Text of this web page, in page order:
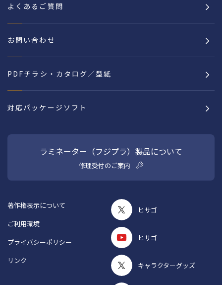
よくあるご質問
お問い合わせ
PDFチラシ・カタログ／型紙
対応パッケージソフト
ラミネーター（フジプラ）製品について
修理受付のご案内
ヒサゴ
ヒサゴ
キャラクターグッズ
著作権表示について
ご利用環境
プライバシーポリシー
リンク